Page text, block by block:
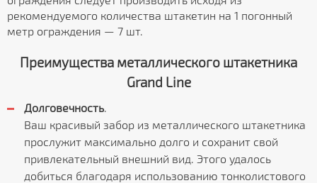
рекомендуемого количества штакетин на 1 погонный
метр ограждения — 7 шт.
Преимущества металлического штакетника
Grand Line
Долговечность.
Ваш красивый забор из металлического штакетника
прослужит максимально долго и сохранит свой
привлекательный внешний вид. Этого удалось
добиться благодаря использованию тонколистового